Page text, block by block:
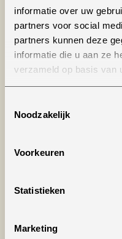
informatie over uw
partners voor social
partners kunnen deze
informatie die u aan ze
verzameld op basis van
Noodzakelijk
Voorkeuren
Statistieken
Marketing
House of Jamie |
Dit stoere
summer sweat.
gedetailleerd met